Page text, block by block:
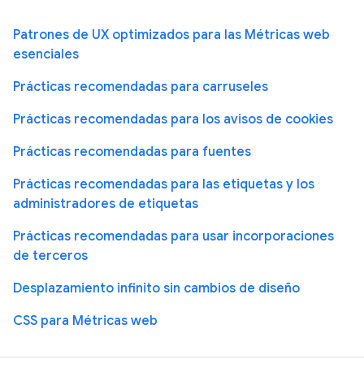
Patrones de UX optimizados para las Métricas web
esenciales
Prácticas recomendadas para carruseles
Prácticas recomendadas para los avisos de cookies
Prácticas recomendadas para fuentes
Prácticas recomendadas para las etiquetas y los
administradores de etiquetas
Prácticas recomendadas para usar incorporaciones
de terceros
Desplazamiento infinito sin cambios de diseño
CSS para Métricas web